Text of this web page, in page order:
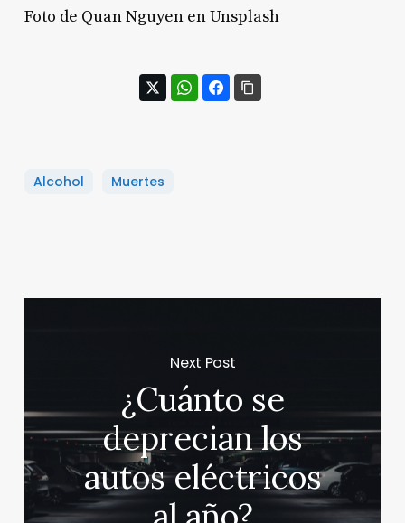
Foto de Quan NguyenenUnsplash
Alcohol Muertes
Next Post
¿Cuánto se
deprecian los
autos eléctricos